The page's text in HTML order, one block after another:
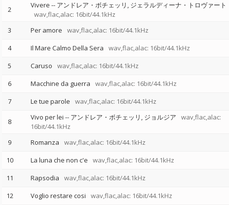
2 Vivere -- アンドレア・ボチェッリ ジェラルディーナ・トロヴァート
wav,flac,alac: 16bit/44.1kHz
3 Per amore wav,flac,alac: 16bit/44.1kHz
4
Il Mare Calmo Della Sera wav,flac,alac: 16bit/44.1kHz
5
Caruso wav,flac,alac: 16bit/44.1kHz
6
Macchine da guerra wav,flac,alac: 16bit/44.1kHz
7
Le tue parole wav,flac,alac: 16bit/44.1kHz
8 Vivo per lei -- アンドレア・ボチェッリ ジョルジア
wav,flac,alac:
16bit/44.1kHz
9 Romanza wav,flac,alac: 16bit/44.1kHz
10
La luna che non c'e wav,flac,alac: 16bit/44.1kHz
11
Rapsodia wav,flac,alac: 16bit/44.1kHz
12
Voglio restare cosi wav,flac,alac: 16bit/44.1kHz